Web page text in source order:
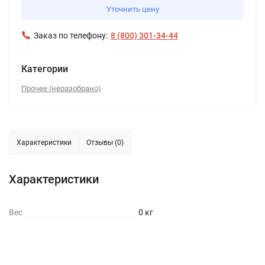
Уточнить цену
Заказ по телефону: 8 (800) 301-34-44
Категории
Прочее (неразобрано)
Характеристики Отзывы (0)
Характеристики
Вес 0 кг